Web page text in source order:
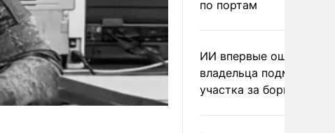
по портам
ИИ впервые
владельца
участка за борщевик